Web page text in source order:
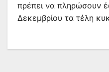
πρέπει να πληρώσουν
Δεκεμβρίου τα τέλη